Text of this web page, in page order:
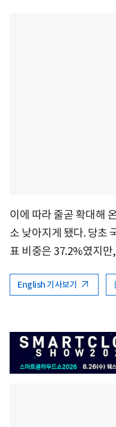
이에 따라 줄곧 확대해
소 낮아지게 됐다. 당초
표 비중은 37.2%였지
English 기사보기